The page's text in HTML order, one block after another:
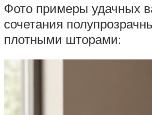
Фото примеры удачных
сочетания
плотными шторами: